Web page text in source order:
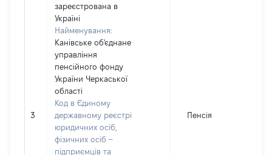
3
зареєстрована в
Україні
Найменування:
Канівське об'єднане
управління
пенсійного фонду
України Черкаської
області
Код в Єдиному
державному реєстрі
юридичних осіб,
фізичних осіб –
підприємців та
Пенсія